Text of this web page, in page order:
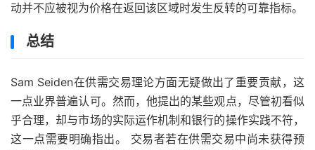
动并不应被视为价格在返回该区域时发生反转的可靠指标。
总结
Sam Seiden在供需交易理论方面无疑做出了重要贡献，这
一点业界普遍认可。然而，他提出的某些观点，尽管初看似
乎合理，却与市场的实际运作机制和银行的操作实践不符，
这一点需要明确指出。 交易者若在供需交易中尚未获得预